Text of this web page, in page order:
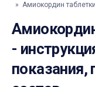
» Амиокордин
-
показания,